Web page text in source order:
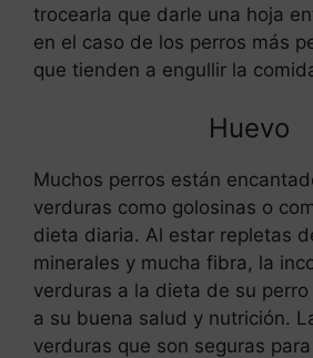
trocearla que darle una hoja
en el caso de los perros más
que tienden a engullir la
Huevo
Muchos perros están
verduras como golosinas o
dieta diaria. Al estar repletas
minerales y mucha fibra, la
verduras a la dieta de su
a su buena salud y nutrición.
verduras que son seguras